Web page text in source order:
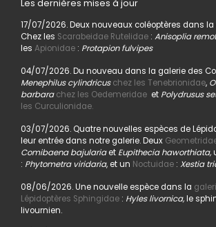
Les dernières mises à jour
17/07/2026. Deux nouveaux coléoptères dans la
Chez les Scarabeidae Rutelidae: Anisoplia
les Apionidae: Protapion fulvipes
04/07/2026. Du nouveau dans la galerie des
Menephilus cylindricus chez les Tenebrionidae,
barbara chez les Oedemeridaeet Polydrusus
les Curculionidae.
03/07/2026. Quatre nouvelles espèces de
leur entrée dans notre galerie. Deux
Comibaena bajulariaet Eupithecia haworthiata,
: Phytometra viridaria, et un Noctuidae: Xestia
08/06/2026. Une nouvelle espèce dans la
Lépidoptères Sphingidae: Hyles livornica,le
livournien.